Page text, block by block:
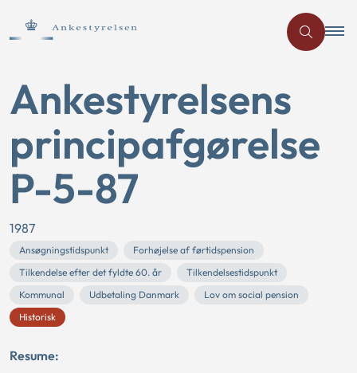
Ankestyrelsens
principafgørelse
P-5-87
1987
Ansøgningstidspunkt
Forhøjelse af førtidspension
Tilkendelse efter det fyldte 60. år
Tilkendelsestidspunkt
Kommunal
Udbetaling Danmark
Lov om social pension
Historisk
Resume: